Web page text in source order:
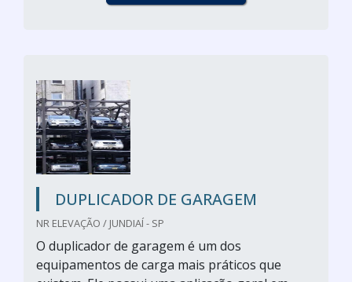
DUPLICADOR DE GARAGEM
NR ELEVAÇÃO / JUNDIAÍ - SP
O duplicador de garagem é um dos
equipamentos de carga mais práticos que